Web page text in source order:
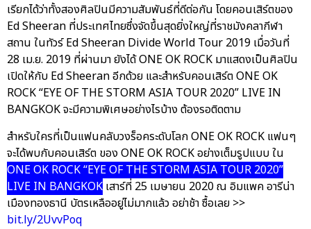
เรียกได้ว่าทั้งสองศิลปินมีความสัมพันธ์ที่ดีต่อกัน โดยคอนเสิร์ตของ
Ed Sheeran ที่ประเทศไทยซึ่งจัดขึ้นสุดยิ่งใหญ่ที่ราชมังคลากีฬา
สถาน ในทัวร์ Ed Sheeran Divide World Tour 2019 เมื่อวันที่
28 เม.ย. 2019 ที่ผ่านมา ยังได้ ONE OK ROCK มาแสดงเป็นศิลปิน
เปิดให้กับ Ed Sheeran อีกด้วย และสำหรับคอนเสิร์ต ONE OK
ROCK “EYE OF THE STORM ASIA TOUR 2020” LIVE IN
BANGKOK จะมีความพิเศษอย่างไรบ้าง ต้องรอติดตาม
สำหรับใครที่เป็นแฟนคลับวงร็อคระดับโลก ONE OK ROCK แฟนๆ
จะได้พบกับคอนเสิร์ต ของ ONE OK ROCK อย่างเต็มรูปแบบ ใน
ONE OK ROCK “EYE OF THE STORM ASIA TOUR 2020”
LIVE IN BANGKOK เสาร์ที่ 25 เมษายน 2020 ณ อิมแพค อารีน่า
เมืองทองธานี บัตรเหลืออยู่ไม่มากแล้ว อย่าช้า ซื้อเลย >>
bit.ly/2UvvPoq